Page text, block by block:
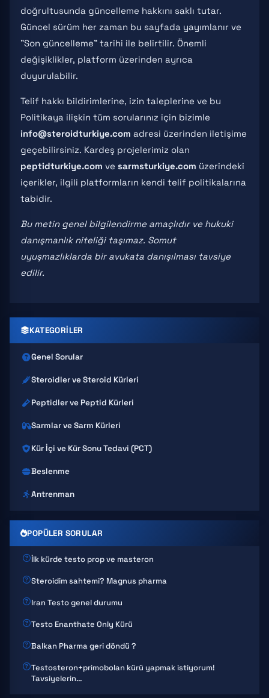
doğrultusunda güncelleme hakkını saklı tutar.
Güncel sürüm her zaman bu sayfada yayımlanır ve
"Son güncelleme" tarihi ile belirtilir. Önemli
değişiklikler, platform üzerinden ayrıca
duyurulabilir.
Telif hakkı bildirimlerine, izin taleplerine ve bu
Politikaya ilişkin tüm sorularınız için bizimle
info@steroidturkiye.com adresi üzerinden iletişime
geçebilirsiniz. Kardeş projelerimiz olan
peptidturkiye.com ve sarmsturkiye.com üzerindeki
içerikler, ilgili platformların kendi telif politikalarına
tabidir.
Bu metin genel bilgilendirme amaçlıdır ve hukuki
danışmanlık niteliği taşımaz. Somut
uyuşmazlıklarda bir avukata danışılması tavsiye
edilir.
KATEGORILER
Genel Sorular
Steroidler ve Steroid Kürleri
Peptidler ve Peptid Kürleri
Sarmlar ve Sarm Kürleri
Kür İçi ve Kür Sonu Tedavi (PCT)
Beslenme
Antrenman
POPÜLER SORULAR
İlk kürde testo prop ve masteron
Steroidim sahtemi? Magnus pharma
Iran Testo genel durumu
Testo Enanthate Only Kürü
Balkan Pharma geri döndü ?
Testosteron+primobolan kürü yapmak istiyorum!
Tavsiyelerin…